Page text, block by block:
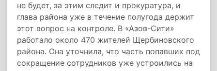
не будет, за этим следит и прокуратура, и
глава района уже в течение полугода держит
этот вопрос на контроле. В «Азов-Сити»
работало около 470 жителей Щербиновского
района. Она уточнила, что часть попавших под
сокращение сотрудников уже устроились на